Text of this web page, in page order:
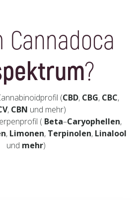
Cannadoca
?
(CBD, CBG, CBC,
, CBN und mehr)
( Beta–Caryophellen,
, Limonen, Terpinolen, Linalool
und mehr)